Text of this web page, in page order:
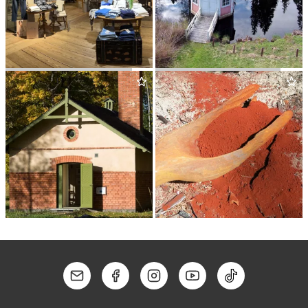
FÄR­NA HERRGÅRDSBOD EBBA BRA­H­ES LUSTHUS
Kontakt: MailKontakt: Facebook
Kontakt: Instagram
Kontakt: Youtube
Kontakt: Tik